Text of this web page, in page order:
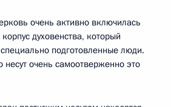
очень активно включилась
духовенства, который
подготовленные люди.
несут очень самоотверженно это